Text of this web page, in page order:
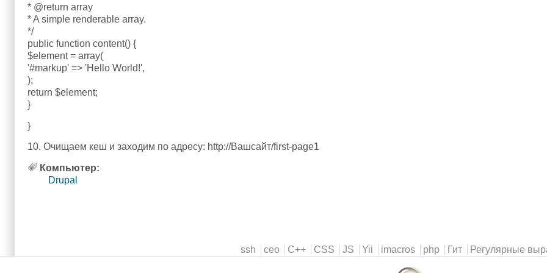
* @return array
* A simple renderable array.
*/
public function content() {
$element = array(
'#markup' => 'Hello World!',
);
return $element;
}
}
10. Очищаем кеш и заходим по адресу: http://Вашсайт/first-page1
Компьютер:
Drupal
ssh ceo C++ CSS JS Yii imacros php Гит Регулярные